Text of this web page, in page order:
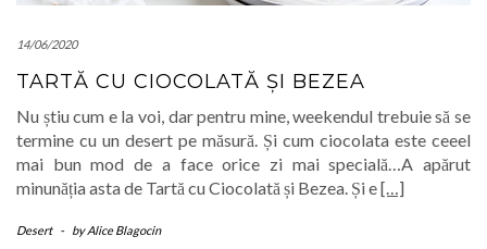
14/06/2020
TARTĂ CU CIOCOLATĂ ȘI BEZEA
Nu știu cum e la voi, dar pentru mine, weekendul trebuie să se
termine cu un desert pe măsură. Și cum ciocolata este ceeel
mai bun mod de a face orice zi mai specială…A apărut
minunăția asta de Tartă cu Ciocolată și Bezea. Și e[…]
Desert - byAlice Blagocin